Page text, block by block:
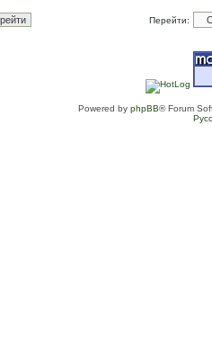
Перейти:
Powered by phpBB® Forum